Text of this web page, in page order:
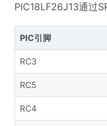
PIC18LF26J13通过
PIC引脚
RC3
RC5
RC4